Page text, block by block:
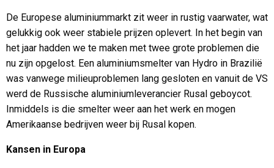
Services
Staal
VMI
Werken bij MCB
De Europese aluminiummarkt zit weer in rustig vaarwater, wat
gelukkig ook weer stabiele prijzen oplevert. In het begin van
het jaar hadden we te maken met twee grote problemen die
nu zijn opgelost. Een aluminiumsmelter van Hydro in Brazilië
was vanwege milieuproblemen lang gesloten en vanuit de VS
werd de Russische aluminiumleverancier Rusal geboycot.
Inmiddels is die smelter weer aan het werk en mogen
Amerikaanse bedrijven weer bij Rusal kopen.
Kansen in Europa